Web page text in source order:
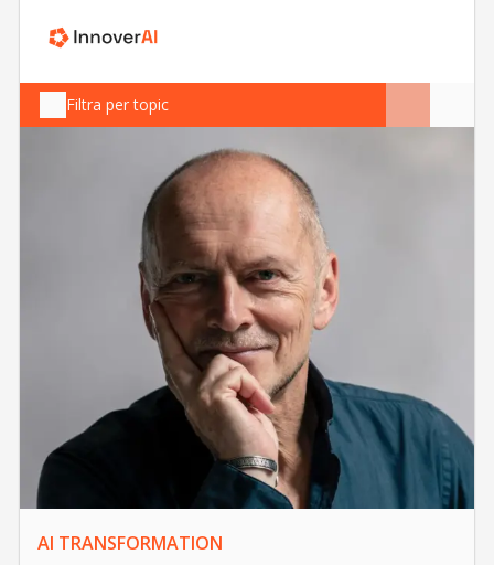
Filtra per topic
AI TRANSFORMATION